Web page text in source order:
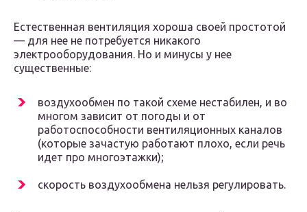
Естественная вентиляция хороша своей простотой
— для нее не потребуется никакого
электрооборудования. Но и минусы у нее
существенные:
воздухообмен по такой схеме нестабилен, и во
многом зависит от погоды и от
работоспособности вентиляционных каналов
(которые зачастую работают плохо, если речь
идет про многоэтажки);
скорость воздухообмена нельзя регулировать.